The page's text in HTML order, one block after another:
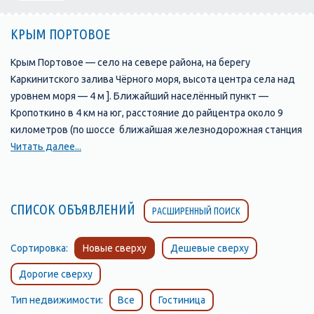
КРЫМ ПОРТОВОЕ
Крым Портовое — село на севере района, на берегу
Каркинитского залива Чёрного моря, высота центра села над
уровнем моря — 4 м ]. Ближайший населённый пункт —
Кропоткино в 4 км на юг, расстояние до райцентра около 9
километров (по шоссе ближайшая железнодорожная станция
— Красноперекопск (на линии Джанкой — Армянск) —
Судя по доступным историческим документам, селение было
зерна на баржах морем в Евпаторию. По Статистическому
справочнику Таврической губернии. Ч.II-я. Статистический
очерк, выпуск пятый Евпаторийский уезд, 1915 год, в
Коджамбакской волости Евпаторийского уезда числилось
Читать далее...
СПИСОК ОБЪЯВЛЕНИЙ РАСШИРЕННЫЙ ПОИСК
Сортировка: Новые сверху Дешевые сверху
Дорогие сверху
Тип недвижимости: Все Гостиница